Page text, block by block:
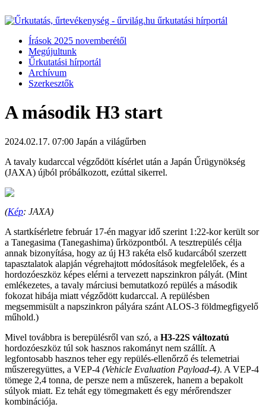
Írások 2025 novemberétől
Megújultunk
Űrkutatási hírportál
Archívum
Szerkesztők
A második H3 start
2024.02.17. 07:00 Japán a világűrben
A tavaly kudarccal végződött kísérlet után a Japán Űrügynökség
(JAXA) újból próbálkozott, ezúttal sikerrel.
(Kép: JAXA)
A startkísérletre február 17-én magyar idő szerint 1:22-kor került sor
a Tanegasima (Tanegashima) űrközpontból. A tesztrepülés célja
annak bizonyítása, hogy az új H3 rakéta első kudarcából szerzett
tapasztalatok alapján végrehajtott módosítások megfelelőek, és a
hordozóeszköz képes elérni a tervezett napszinkron pályát. (Mint
emlékezetes, a tavaly márciusi bemutatkozó repülés a második
fokozat hibája miatt végződött kudarccal. A repülésben
megsemmisült a napszinkron pályára szánt ALOS-3 földmegfigyelő
műhold.)
Mivel továbbra is berepülésről van szó, a H3-22S változatú
hordozóeszköz túl sok hasznos rakományt nem szállít. A
legfontosabb hasznos teher egy repülés-ellenőrző és telemetriai
műszeregyüttes, a VEP-4 (Vehicle Evaluation Payload-4). A VEP-4
tömege 2,4 tonna, de persze nem a műszerek, hanem a bepakolt
súlyok miatt. Ez tehát egy tömegmakett és egy mérőrendszer
kombinációja.